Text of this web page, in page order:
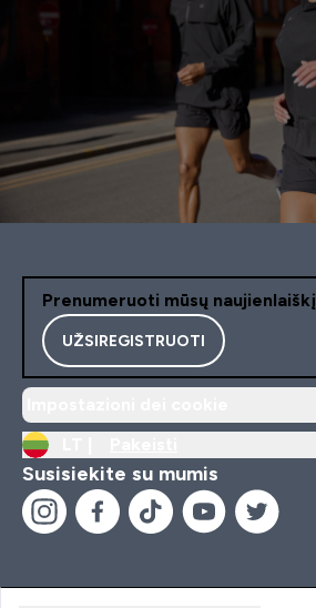
Prenumeruoti mūsų naujienlaiškį
UŽSIREGISTRUOTI
Susisiekite su mumis